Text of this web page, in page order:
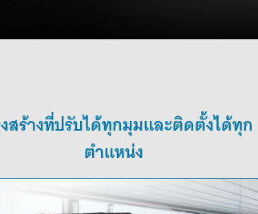
สร้างที่ปรับได้ทุกมุมและติดตั้งได้ทุก
ตำแหน่ง